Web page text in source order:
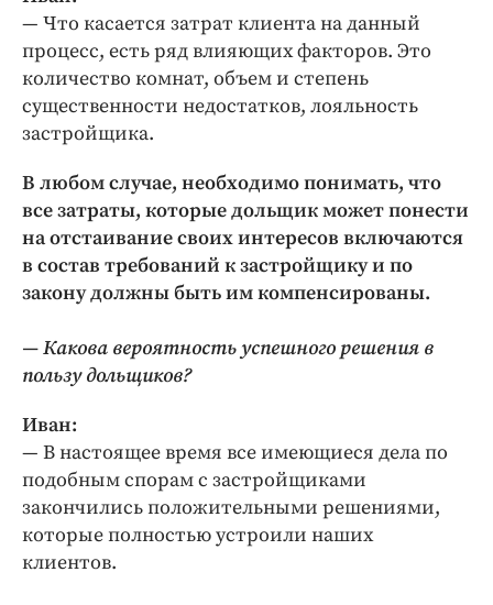
— Что касается затрат клиента на данный
процесс, есть ряд влияющих факторов. Это
количество комнат, объем и степень
существенности недостатков, лояльность
застройщика.
В любом случае, необходимо понимать, что
все затраты, которые дольщик может понести
на отстаивание своих интересов включаются
в состав требований к застройщику и по
закону должны быть им компенсированы.
— Какова вероятность успешного решения в
пользу дольщиков?
Иван:
— В настоящее время все имеющиеся дела по
подобным спорам с застройщиками
закончились положительными решениями,
которые полностью устроили наших
клиентов.